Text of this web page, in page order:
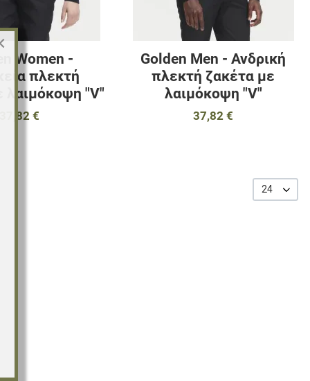
Women -
πλεκτή
λαιμόκοψη "V"
37,82 €
Golden Men - Ανδρική
πλεκτή ζακέτα με
λαιμόκοψη "V"
37,82 €
24